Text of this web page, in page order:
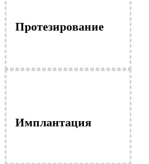
Протезирование
Имплантация